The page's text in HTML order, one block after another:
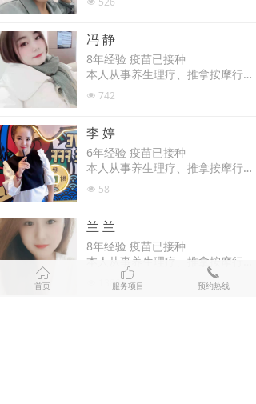
习，擅长全身经络疏通、肩颈理
a、采耳、刮痧。愿以专业技术、
微信亲和为您提供优质服务，欢迎
预约。
冯 静
8年经验 疫苗已接种
本人从事养生理疗、推拿按摩行业
8年多，师从中医学院专业老师，
擅长全身经络疏通、肩颈理疗、十
耳、刮痧、拔罐。愿以专业技术、
活泼开朗为您提供优质服务，欢迎
预约。
넶 742
李 婷
6年经验 疫苗已接种
本人从事养生理疗、推拿按摩行业
6年多，师从养生spa专业老师，
擅长全身经络疏通、肩颈理疗、十
耳、刮痧。愿以专业技术、热情周
到、活泼开朗为您提供优质服务，
欢迎预约。
넶 58
兰 兰
8年经验 疫苗已接种
本人从事养生理疗、推拿按摩行业
8年多，师从中医学院专业老师，
擅长全身经络疏通、肩颈理疗、十
1380
ꀇ
首页
ꀧ
服务项目
끅
预约热线